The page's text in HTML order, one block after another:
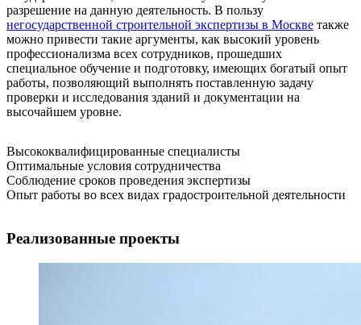
разрешение на данную деятельность. В пользу
негосударственной строительной экспертизы в Москве также
можно привести такие аргументы, как высокий уровень
профессионализма всех сотрудников, прошедших
специальное обучение и подготовку, имеющих богатый опыт
работы, позволяющий выполнять поставленную задачу
проверки и исследования зданий и документации на
высочайшем уровне.
Высококвалифицированные специалисты
Оптимальные условия сотрудничества
Соблюдение сроков проведения экспертизы
Опыт работы во всех видах градостроительной деятельности
Реализованные проекты